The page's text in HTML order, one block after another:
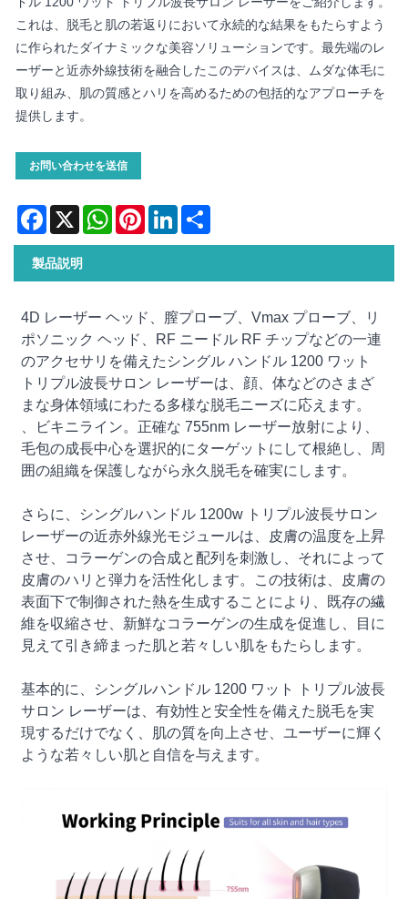
これは、脱毛と肌の若返りにおいて永続的な結果をもたらすよう
に作られたダイナミックな美容ソリューションです。最先端のレ
ーザーと近赤外線技術を融合したこのデバイスは、ムダな体毛に
取り組み、肌の質感とハリを高めるための包括的なアプローチを
提供します。
お問い合わせを送信
Facebook
X WhatsAppPinterestLinkedIn
製品説明
4D レーザー ヘッド、膣プローブ、Vmax プローブ、リ
ポソニック ヘッド、RF ニードル RF チップなどの一連
のアクセサリを備えたシングル ハンドル 1200 ワット
トリプル波長サロン レーザーは、顔、体などのさまざ
まな身体領域にわたる多様な脱毛ニーズに応えます。
、ビキニライン。正確な 755nm レーザー放射により、
毛包の成長中心を選択的にターゲットにして根絶し、周
囲の組織を保護しながら永久脱毛を確実にします。
さらに、シングルハンドル 1200w トリプル波長サロン
レーザーの近赤外線光モジュールは、皮膚の温度を上昇
させ、コラーゲンの合成と配列を刺激し、それによって
皮膚のハリと弾力を活性化します。この技術は、皮膚の
表面下で制御された熱を生成することにより、既存の繊
維を収縮させ、新鮮なコラーゲンの生成を促進し、目に
見えて引き締まった肌と若々しい肌をもたらします。
基本的に、シングルハンドル 1200 ワット トリプル波長
サロン レーザーは、有効性と安全性を備えた脱毛を実
現するだけでなく、肌の質を向上させ、ユーザーに輝く
ような若々しい肌と自信を与えます。